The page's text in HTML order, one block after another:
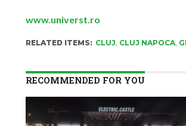
www.universt.ro
RELATED ITEMS: CLUJ, CLUJ NAPOCA,
RECOMMENDED FOR YOU